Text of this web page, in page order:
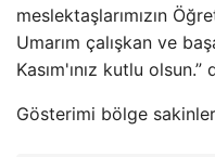
meslektaşlarımızın
Umarım çalışkan ve
Kasım'ınız kutlu olsun.”
Gösterimi bölge